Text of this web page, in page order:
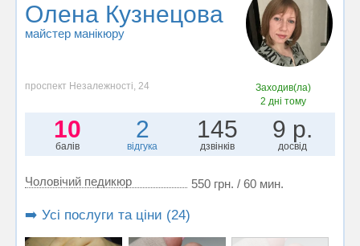
Олена Кузнецова
майстер манікюру
проспект Незалежності, 24
Заходив(ла)
2 дні тому
10
балів
2
відгука
145
дзвінків
9 р.
досвід
Чоловічий педикюр 550 грн. / 60 мин.
➡️ Усі послуги та ціни (24)